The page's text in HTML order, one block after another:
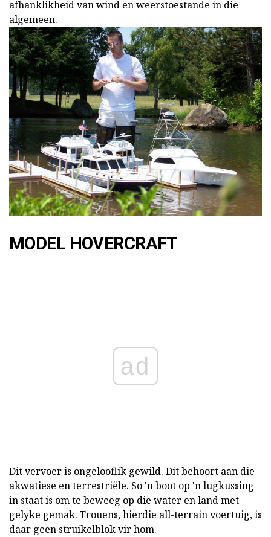
afhanklikheid van wind en weerstoestande in die
algemeen.
MODEL HOVERCRAFT
ad
Dit vervoer is ongelooflik gewild. Dit behoort aan die
akwatiese en terrestriële. So 'n boot op 'n lugkussing
in staat is om te beweeg op die water en land met
gelyke gemak. Trouens, hierdie all-terrain voertuig, is
daar geen struikelblok vir hom.